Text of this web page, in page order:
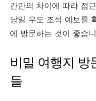
간만의 차이에 따라 접
당일 우도 조석 예보를
에 방문하는 것이 좋습
비밀 여행지 방
들